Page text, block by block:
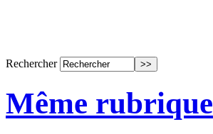
Rechercher
Même rubrique